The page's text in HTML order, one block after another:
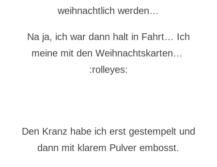
weihnachtlich werden…
Na ja, ich war dann halt in Fahrt… Ich
meine mit den Weihnachtskarten…
:rolleyes:
Den Kranz habe ich erst gestempelt und
dann mit klarem Pulver embosst.